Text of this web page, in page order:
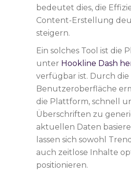
bedeutet dies, die
Content-Erstellung
steigern.
Ein solches Tool ist die
unter Hookline Dash
verfügbar ist. Durch
Benutzeroberfläche
die Plattform, schnell
Überschriften zu
aktuellen Daten
lassen sich sowohl
auch zeitlose Inhalte
positionieren.